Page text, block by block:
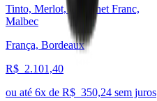
Tinto, Merlot, Cabernet Franc,
Malbec
França, Bordeaux
R$ 2.101,40
ou até 6x de R$ 350,24 sem juros